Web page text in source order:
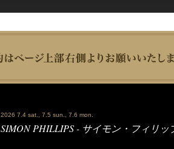
2026 7.4 sat., 7.5 sun., 7.6 mon.
SIMON PHILLIPS - サイモン・フィリッ